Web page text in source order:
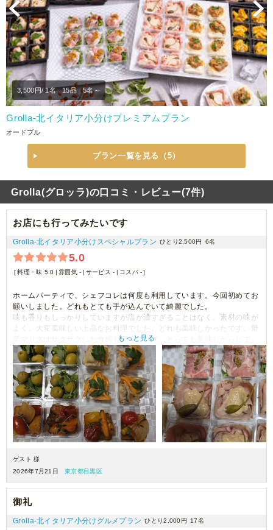
Previous
3,500 円/ 1名 15品 5名～
Grolla‐北イタリア小分けプレミアムプラン
オードブル
プラン一覧を見る（5）
Grolla(グロッラ)の口コミ・レビュー(7件)
お店にも行ってみたいです
Grolla‐北イタリア小分けスペシャルプラン ひとり2,500円 6名
5.0
料理・味 5.0 雰囲気 - サービス - コスパ -
ホームパーティで、シェフコレは何度も利用しています。今回初めてお
願いしました。どれもとても手が込んでいて綺麗でした。
味も香りもしっかりしていますが塩が濃すぎることはなく、素材の味が
よく、大変美味しい上品なお料理でした。どれも美味しかったです。野
菜マリネはサクサクした食感も残っていて、とっても美味しかったで
す。
近いので、お店にも行ってみたいです。
もっと見る
ゲスト 様
2026年7月21日
東京都目黒区
御礼
Grolla‐北イタリア小分けグルメプラン ひとり2,000円 17名